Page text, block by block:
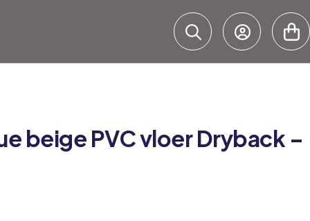
beige PVC vloer Dryback –